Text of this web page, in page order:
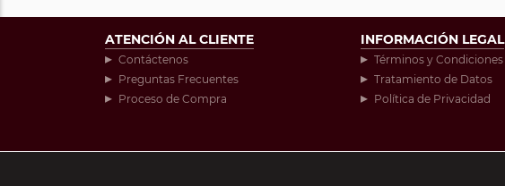
ATENCIÓN AL CLIENTE
Contáctenos
Preguntas Frecuentes
Proceso de Compra
INFORMACIÓN LEGAL
Términos y Condiciones
Tratamiento de Datos
Política de Privacidad